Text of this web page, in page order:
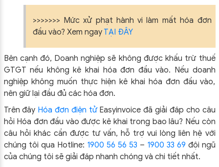
>>>>>>> Mức xử phạt hành vi làm mất hóa đơn
đầu vào? Xem ngay TẠI ĐÂY
Bên cạnh đó, Doanh nghiệp sẽ không được khấu trừ thuế
GTGT nếu không kê khai hóa đơn đầu vào. Nếu doanh
nghiệp không muốn thực hiện kê khai hóa đơn đầu vào,
nên giữ lại đầu đủ các hóa đơn.
Trên đây Hóa đơn điện tửEasyinvoice đã giải đáp cho câu
hỏi Hóa đơn đầu vào được kê khai trong bao lâu? Nếu còn
câu hỏi khác cần được tư vấn, hỗ trợ vui lòng liên hệ với
chúng tôi qua Hotline: 1900 56 56 53 – 1900 33 69 đội ngũ
của chúng tôi sẽ giải đáp nhanh chóng và chi tiết nhất.